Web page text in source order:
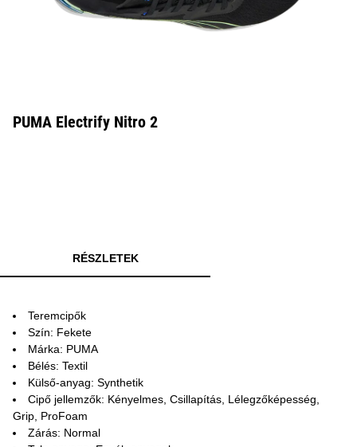
PUMA Electrify Nitro 2
RÉSZLETEK
Teremcipők
Szín: Fekete
Márka: PUMA
Bélés: Textil
Külső-anyag: Synthetik
Cipő jellemzők: Kényelmes, Csillapítás, Lélegzőképesség,
Grip, ProFoam
Zárás: Normal